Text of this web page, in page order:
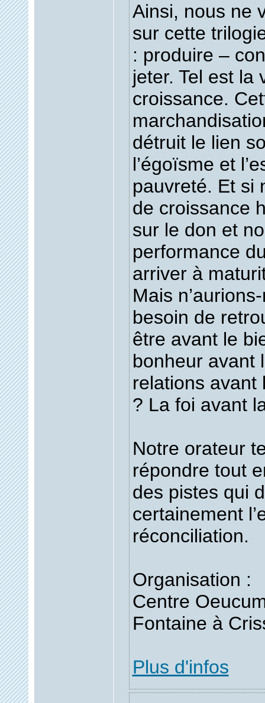
Ainsi, nous ne
sur cette
: produire –
jeter. Tel est la
croissance.
détruit le lien
l’égoïsme et
pauvreté. Et si
de croissance
sur le don et
performance
arriver à
Mais
besoin de
être avant le
bonheur avant
relations avant
? La foi avant
Notre orateur
répondre tout
des pistes qui
certainement
réconciliation.
Organisation :
Centre
Fontaine à
Plus d'infos